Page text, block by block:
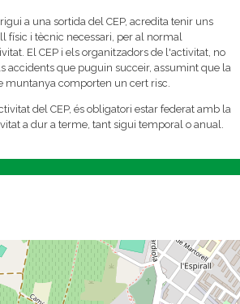
a una sortida del CEP, acredita tenir uns
físic i tècnic necessari, per al normal
El CEP i els organitzadors de l'activitat, no
accidents que puguin succeir, assumint que la
muntanya comporten un cert risc.
del CEP, és obligatori estar federat amb la
a dur a terme, tant sigui temporal o anual.